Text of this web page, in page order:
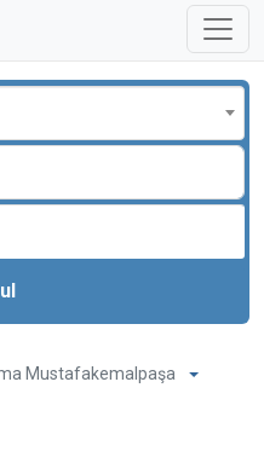
Mustafakemalpaşa